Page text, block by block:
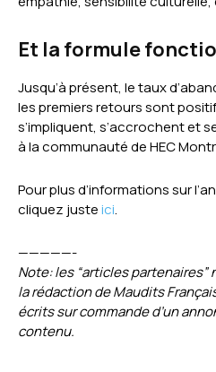
Et la formule
Jusqu’à présent, le taux
les premiers retours sont
s’impliquent, s’accrochent et
à la communauté de HEC
Pour plus d’informations sur
cliquez justeici.
—————-
Note: les “articles
la rédaction de Maudits
écrits sur commande d’un
contenu.